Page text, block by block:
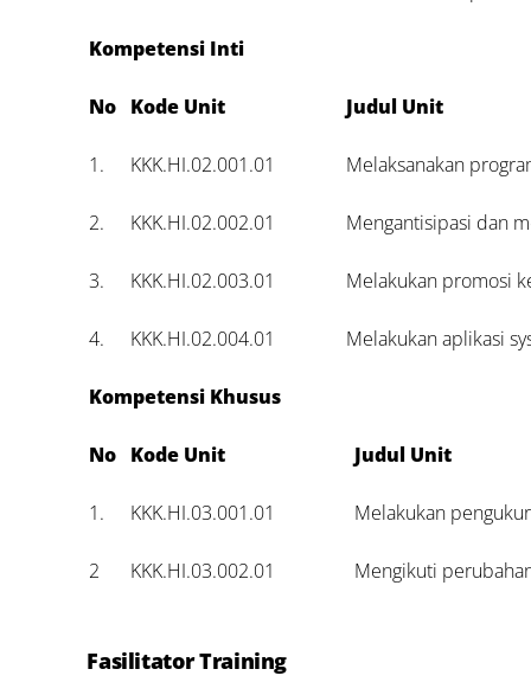
Kompetensi Inti
No Kode Unit Judul Unit
1. KKK.HI.02.001.01 Melaksanakan
2. KKK.HI.02.002.01 Mengantisipasi dan
3. KKK.HI.02.003.01 Melakukan promosi
4. KKK.HI.02.004.01 Melakukan aplikasi
Kompetensi Khusus
No Kode Unit Judul Unit
1. KKK.HI.03.001.01 Melakukan
2 KKK.HI.03.002.01 Mengikuti
Fasilitator Training